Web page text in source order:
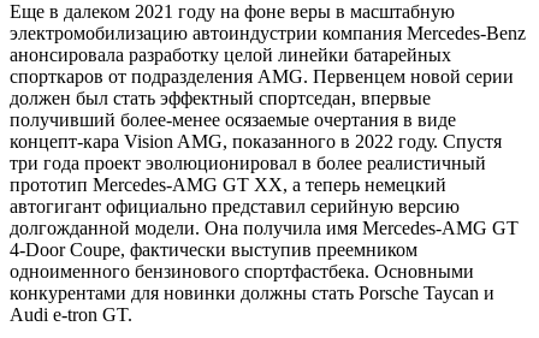
Еще в далеком 2021 году на фоне веры в масштабную
электромобилизацию автоиндустрии компания Mercedes-Benz
анонсировала разработку целой линейки батарейных
спорткаров от подразделения AMG. Первенцем новой серии
должен был стать эффектный спортседан, впервые
получивший более-менее осязаемые очертания в виде
концепт-кара Vision AMG, показанного в 2022 году. Спустя
три года проект эволюционировал в более реалистичный
прототип Mercedes-AMG GT XX, а теперь немецкий
автогигант официально представил серийную версию
долгожданной модели. Она получила имя Mercedes-AMG GT
4-Door Coupe, фактически выступив преемником
одноименного бензинового спортфастбека. Основными
конкурентами для новинки должны стать Porsche Taycan и
Audi e-tron GT.